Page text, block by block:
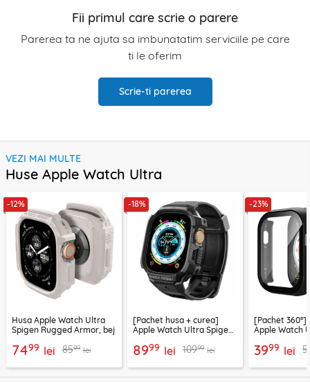
Fii primul care scrie o parere
Parerea ta ne ajuta sa imbunatatim serviciile pe care
ti le oferim
Scrie-ti parerea
VEZI MAI MULTE
Huse Apple Watch Ultra
-12%
Husa Apple Watch Ultra
Spigen Rugged Armor, bej
7499 lei 8599 lei
-18%
[Pachet husa + curea]
Apple Watch Ultra Spigen
8999 lei 10999 lei
-23%
[Pachet
Apple Watch
negru
3999 lei